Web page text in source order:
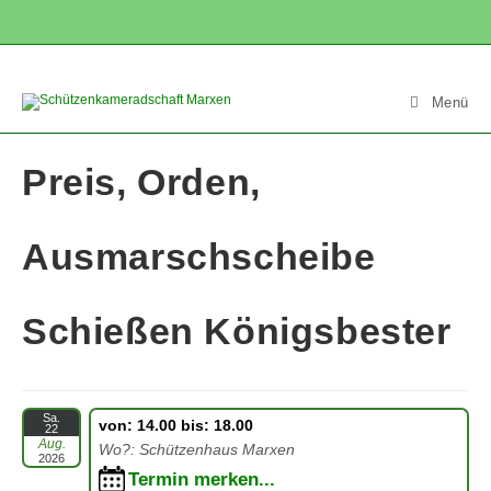
Menü
Preis, Orden,
Ausmarschscheibe
Schießen Königsbester
Sa.
22
Aug.
2026
von: 14.00 bis: 18.00
Wo?: Schützenhaus Marxen
Termin merken...